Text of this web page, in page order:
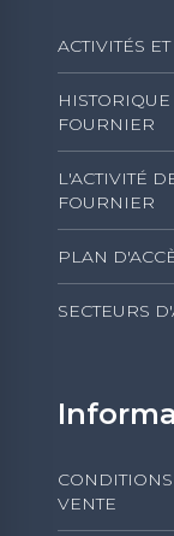
ACTIVITÉS
FOURNIER
L'ACTIVITÉ
FOURNIER
PLAN
SECTEURS
VENTE